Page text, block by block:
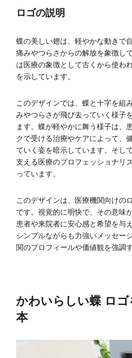
ロゴの説明
蝶の美しい翅は、軽やかな動きで
痛みやつらさからの解放を象徴し
は医療の象徴として古くから使わ
を示しています。
このデザインでは、蝶と十字を組
みやつらさが飛び去っていく様子
ます。蝶が軽やかに舞う様子は、
クで受ける治療やケアによって、
ていく姿を暗示しています。そし
支える医療のプロフェッショナリ
っています。
このデザインは、医療機関向けの
です。視覚的に明快で、その意味
患者や来院者に安心感と希望を与
シンプルながらも力強いメッセー
関のプロフィールや価値観を強調
かわいらしい蝶 ロ
本